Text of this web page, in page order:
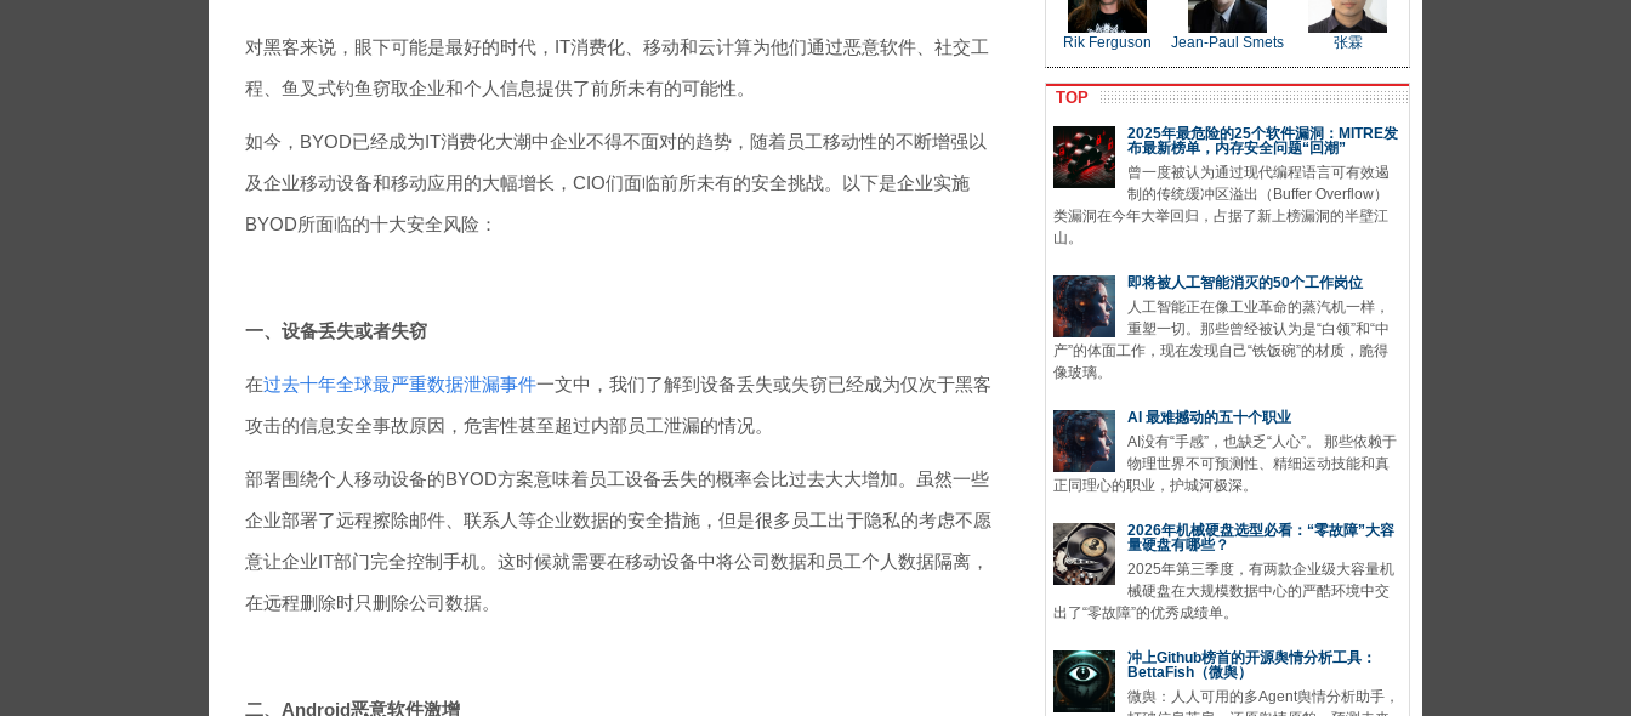
对黑客来说，眼下可能是最好的时代，IT消费化、移动和云计算为他们通过恶意软件、社交工
程、鱼叉式钓鱼窃取企业和个人信息提供了前所未有的可能性。
如今，BYOD已经成为IT消费化大潮中企业不得不面对的趋势，随着员工移动性的不断增强以
及企业移动设备和移动应用的大幅增长，CIO们面临前所未有的安全挑战。以下是企业实施
BYOD所面临的十大安全风险：
一、设备丢失或者失窃
在过去十年全球最严重数据泄漏事件一文中，我们了解到设备丢失或失窃已经成为仅次于黑客
攻击的信息安全事故原因，危害性甚至超过内部员工泄漏的情况。
部署围绕个人移动设备的BYOD方案意味着员工设备丢失的概率会比过去大大增加。虽然一些
企业部署了远程擦除邮件、联系人等企业数据的安全措施，但是很多员工出于隐私的考虑不愿
意让企业IT部门完全控制手机。这时候就需要在移动设备中将公司数据和员工个人数据隔离，
在远程删除时只删除公司数据。
二、Android恶意软件激增
Rik Ferguson Jean-Paul Smets 张霖
TOP
2025年最危险的25个软件漏洞：MITRE发
布最新榜单，内存安全问题“回潮”
曾一度被认为通过现代编程语言可有效遏
制的传统缓冲区溢出（Buffer Overflow）
类漏洞在今年大举回归，占据了新上榜漏洞的半壁江
山。
即将被人工智能消灭的50个工作岗位
人工智能正在像工业革命的蒸汽机一样，
重塑一切。那些曾经被认为是“白领”和“中
产”的体面工作，现在发现自己“铁饭碗”的材质，脆得
像玻璃。
AI 最难撼动的五十个职业
AI没有“手感”，也缺乏“人心”。 那些依赖于
物理世界不可预测性、精细运动技能和真
正同理心的职业，护城河极深。
2026年机械硬盘选型必看：“零故障”大容
量硬盘有哪些？
2025年第三季度，有两款企业级大容量机
械硬盘在大规模数据中心的严酷环境中交
出了“零故障”的优秀成绩单。
冲上Github榜首的开源舆情分析工具：
BettaFish（微舆）
微舆：人人可用的多Agent舆情分析助手，